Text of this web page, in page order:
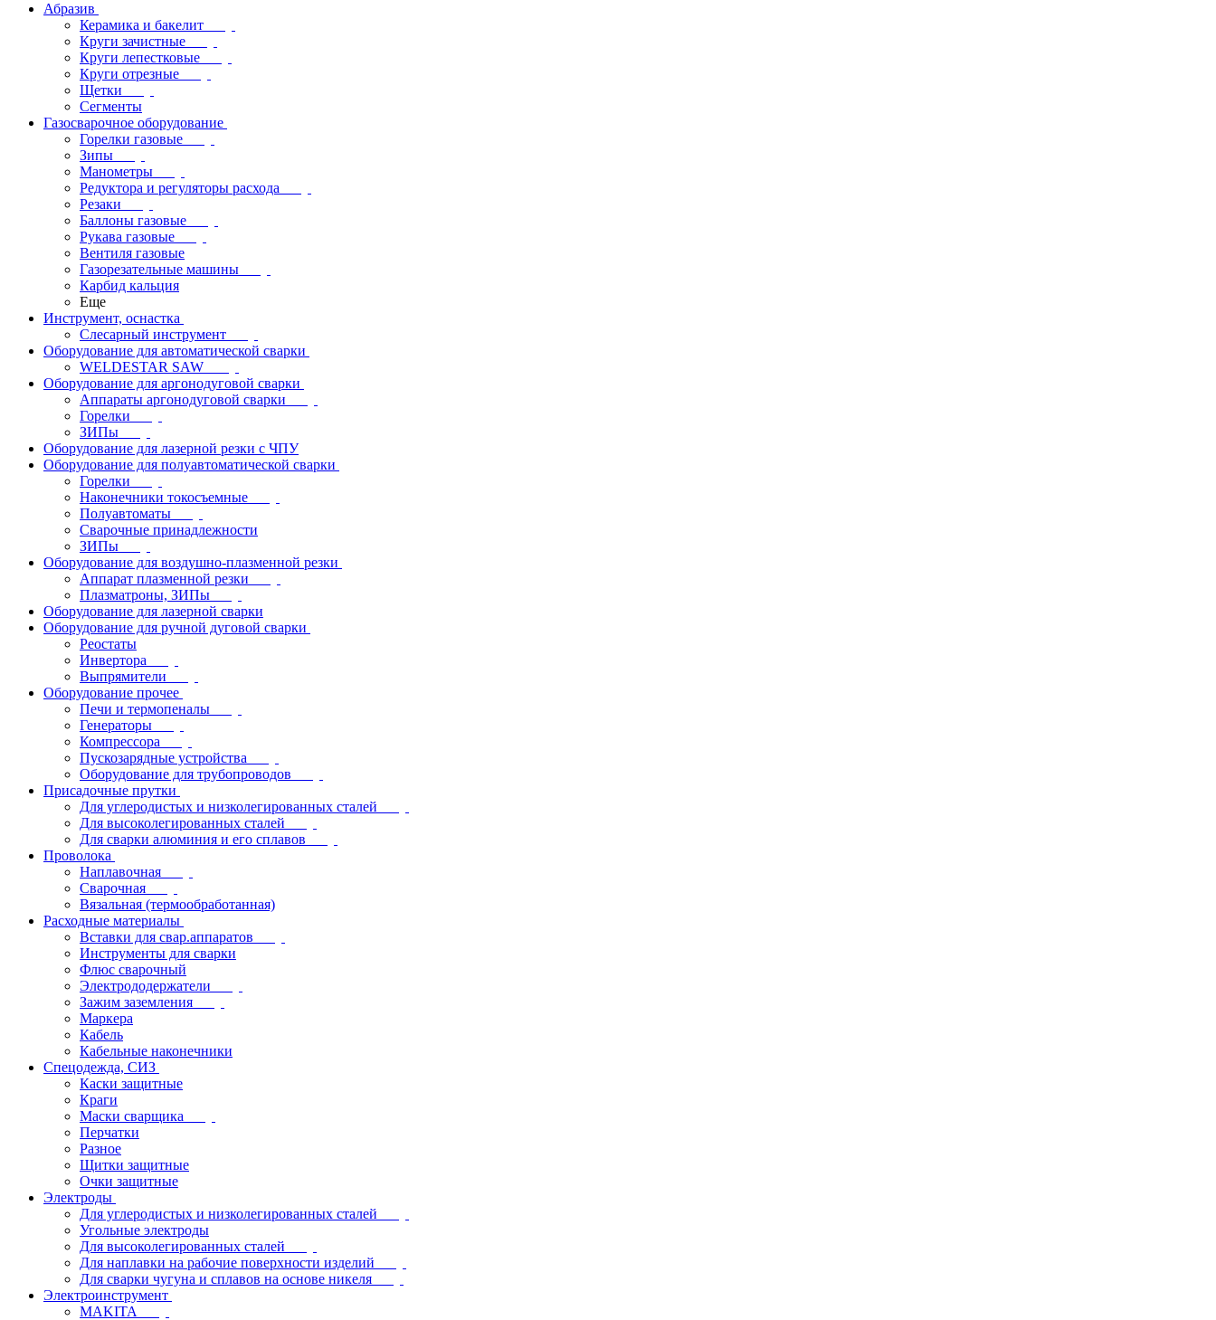
Абразив
Керамика и бакелит
Круги зачистные
Круги лепестковые
Круги отрезные
Щетки
Сегменты
Газосварочное оборудование
Горелки газовые
Зипы
Манометры
Редуктора и регуляторы расхода
Резаки
Баллоны газовые
Рукава газовые
Вентиля газовые
Газорезательные машины
Карбид кальция
Еще
Инструмент, оснастка
Слесарный инструмент
Оборудование для автоматической сварки
WELDESTAR SAW
Оборудование для аргонодуговой сварки
Аппараты аргонодуговой сварки
Горелки
ЗИПы
Оборудование для лазерной резки с ЧПУ
Оборудование для полуавтоматической сварки
Горелки
Наконечники токосъемные
Полуавтоматы
Сварочные принадлежности
ЗИПы
Оборудование для воздушно-плазменной резки
Аппарат плазменной резки
Плазматроны, ЗИПы
Оборудование для лазерной сварки
Оборудование для ручной дуговой сварки
Реостаты
Инвертора
Выпрямители
Оборудование прочее
Печи и термопеналы
Генераторы
Компрессора
Пускозарядные устройства
Оборудование для трубопроводов
Присадочные прутки
Для углеродистых и низколегированных сталей
Для высоколегированных сталей
Для сварки алюминия и его сплавов
Проволока
Наплавочная
Сварочная
Вязальная (термообработанная)
Расходные материалы
Вставки для свар.аппаратов
Инструменты для сварки
Флюс сварочный
Электрододержатели
Зажим заземления
Маркера
Кабель
Кабельные наконечники
Спецодежда, СИЗ
Каски защитные
Краги
Маски сварщика
Перчатки
Разное
Щитки защитные
Очки защитные
Электроды
Для углеродистых и низколегированных сталей
Угольные электроды
Для высоколегированных сталей
Для наплавки на рабочие поверхности изделий
Для сварки чугуна и сплавов на основе никеля
Электроинструмент
МAKITA